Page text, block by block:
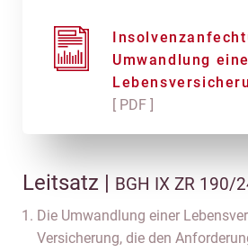
Umwandlung
[ PDF ]
Leitsatz | BGH IX ZR 190/
Die Umwandlung einer
Versicherung, die den